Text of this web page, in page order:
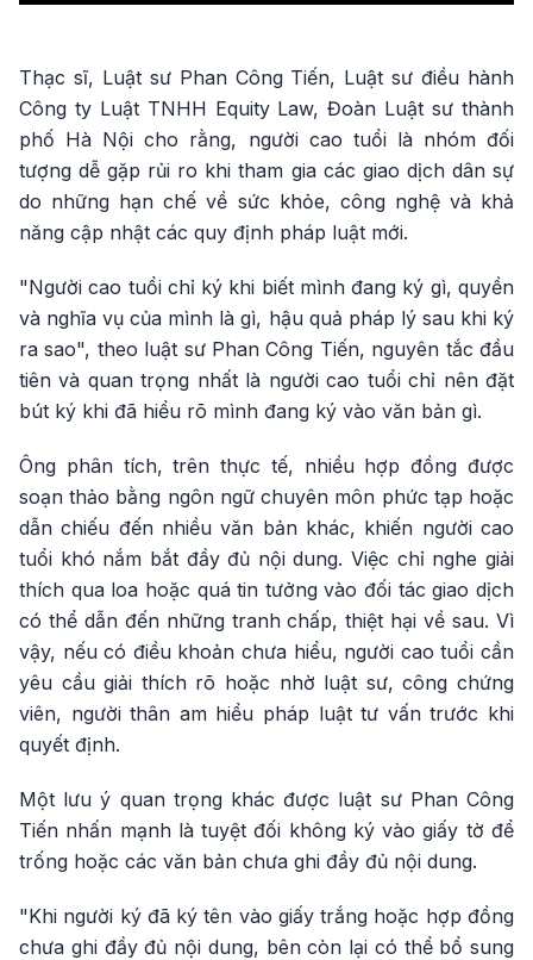
Thạc sĩ, Luật sư Phan Công Tiến, Luật sư điều hành
Công ty Luật TNHH Equity Law, Đoàn Luật sư thành
phố Hà Nội cho rằng, người cao tuổi là nhóm đối
tượng dễ gặp rủi ro khi tham gia các giao dịch dân sự
do những hạn chế về sức khỏe, công nghệ và khả
năng cập nhật các quy định pháp luật mới.
"Người cao tuổi chỉ ký khi biết mình đang ký gì, quyền
và nghĩa vụ của mình là gì, hậu quả pháp lý sau khi ký
ra sao", theo luật sư Phan Công Tiến, nguyên tắc đầu
tiên và quan trọng nhất là người cao tuổi chỉ nên đặt
bút ký khi đã hiểu rõ mình đang ký vào văn bản gì.
Ông phân tích, trên thực tế, nhiều hợp đồng được
soạn thảo bằng ngôn ngữ chuyên môn phức tạp hoặc
dẫn chiếu đến nhiều văn bản khác, khiến người cao
tuổi khó nắm bắt đầy đủ nội dung. Việc chỉ nghe giải
thích qua loa hoặc quá tin tưởng vào đối tác giao dịch
có thể dẫn đến những tranh chấp, thiệt hại về sau. Vì
vậy, nếu có điều khoản chưa hiểu, người cao tuổi cần
yêu cầu giải thích rõ hoặc nhờ luật sư, công chứng
viên, người thân am hiểu pháp luật tư vấn trước khi
quyết định.
Một lưu ý quan trọng khác được luật sư Phan Công
Tiến nhấn mạnh là tuyệt đối không ký vào giấy tờ để
trống hoặc các văn bản chưa ghi đầy đủ nội dung.
"Khi người ký đã ký tên vào giấy trắng hoặc hợp đồng
chưa ghi đầy đủ nội dung, bên còn lại có thể bổ sung